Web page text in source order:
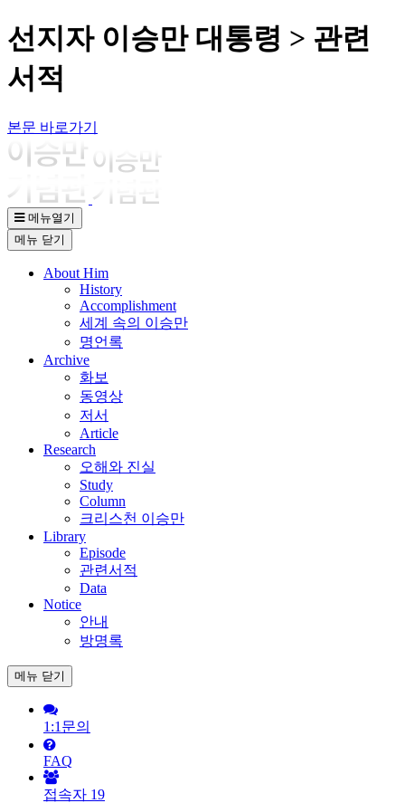
선지자 이승만 대통령 > 관련
서적
본문 바로가기
메뉴열기
메뉴 닫기
About Him
History
Accomplishment
세계 속의 이승만
명언록
Archive
화보
동영상
저서
Article
Research
오해와 진실
Study
Column
크리스천 이승만
Library
Episode
관련서적
Data
Notice
안내
방명록
메뉴 닫기
1:1문의
FAQ
접속자 19